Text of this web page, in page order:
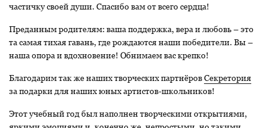
частичку своей души. Спасибо вам от всего сердца!
Преданным родителям: ваша поддержка, вера и любовь – это
та самая тихая гавань, где рождаются наши победители. Вы –
наша опора и вдохновение! Обнимаем вас крепко!
Благодарим так же наших творческих партнёровСекретория
за подарки для наших юных артистов-школьников!
Этот учебный год был наполнен творческими открытиями,